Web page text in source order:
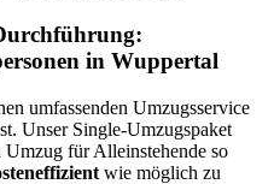
in Wuppertal
umfassenden Umzugsservice
Unser Single-Umzugspaket
für Alleinstehende so
wie möglich zu